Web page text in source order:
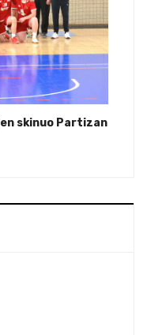
skinuo Partizan